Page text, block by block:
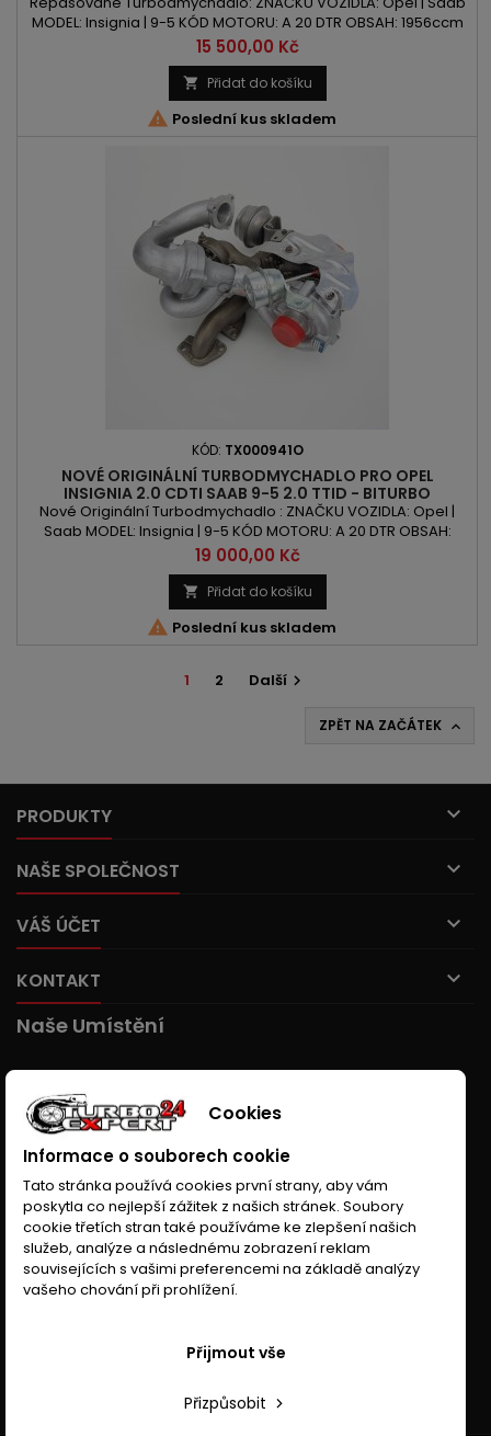
MODEL: Insignia | 9-5 KÓD MOTORU: A 20 DTR OBSAH: 1956ccm
2.0 CDTI | 2.0 TTiD VÝKON: 190PS | 140kW ROK VÝROBY: 2008 -
Cena
15 500,00 Kč
 Přidat do košíku
 Poslední kus skladem
KÓD: TX000941O
NOVÉ ORIGINÁLNÍ TURBODMYCHADLO PRO OPEL
INSIGNIA 2.0 CDTI SAAB 9-5 2.0 TTID - BITURBO
190PS/140KW
Nové Originální Turbodmychadlo : ZNAČKU VOZIDLA: Opel |
Saab MODEL: Insignia | 9-5 KÓD MOTORU: A 20 DTR OBSAH:
1956ccm 2.0 CDTI | 2.0 TTiD VÝKON: 190PS | 140kW ROK VÝROBY:
2008 - POZOR: Dodací lhůta 2-7 dní. Zboží je přepravováno z
německého skladu
Cena
19 000,00 Kč
 Přidat do košíku
 Poslední kus skladem
1 2 Další 
ZPĚT NA ZAČÁTEK 
PRODUKTY 
NAŠE SPOLEČNOST 
VÁŠ ÚČET 
KONTAKT 
Naše Umístění
Cookies
Informace o souborech cookie
Tato stránka používá cookies první strany, aby vám
poskytla co nejlepší zážitek z našich stránek. Soubory
cookie třetích stran také používáme ke zlepšení našich
služeb, analýze a následnému zobrazení reklam
souvisejících s vašimi preferencemi na základě analýzy
vašeho chování při prohlížení.
Přizpůsobit
Přijmout vše